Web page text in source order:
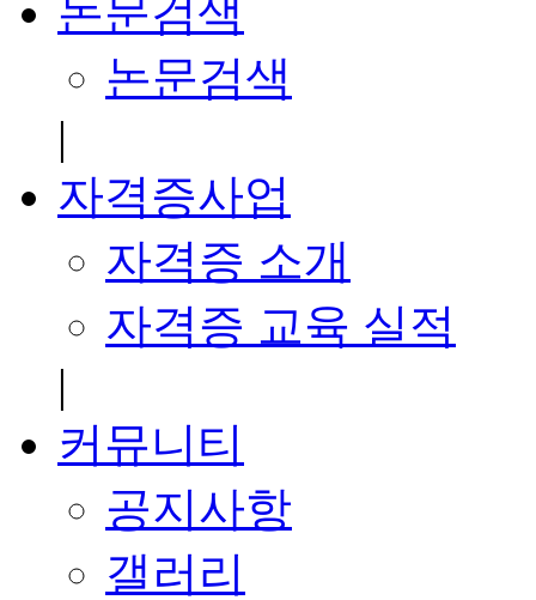
논문검색
논문검색
|
자격증사업
자격증 소개
자격증 교육 실적
|
커뮤니티
공지사항
갤러리